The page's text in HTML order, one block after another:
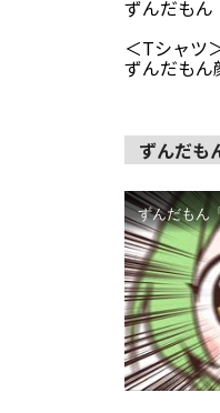
ずんだもん
＜Tシャツ
ずんだもん
ずんだも